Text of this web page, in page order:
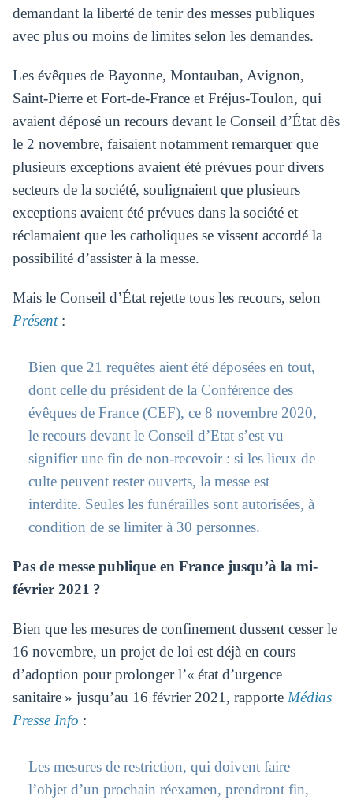
demandant la liberté de tenir des messes publiques
avec plus ou moins de limites selon les demandes.
Les évêques de Bayonne, Montauban, Avignon,
Saint-Pierre et Fort-de-France et Fréjus-Toulon, qui
avaient déposé un recours devant le Conseil d’État dès
le 2 novembre, faisaient notamment remarquer que
plusieurs exceptions avaient été prévues pour divers
secteurs de la société, soulignaient que plusieurs
exceptions avaient été prévues dans la société et
réclamaient que les catholiques se vissent accordé la
possibilité d’assister à la messe.
Mais le Conseil d’État rejette tous les recours, selon
Présent:
Bien que 21 requêtes aient été déposées en tout,
dont celle du président de la Conférence des
évêques de France (CEF), ce 8 novembre 2020,
le recours devant le Conseil d’Etat s’est vu
signifier une fin de non-recevoir : si les lieux de
culte peuvent rester ouverts, la messe est
interdite. Seules les funérailles sont autorisées, à
condition de se limiter à 30 personnes.
Pas de messe publique en France jusqu’à la mi-
février 2021 ?
Bien que les mesures de confinement dussent cesser le
16 novembre, un projet de loi est déjà en cours
d’adoption pour prolonger l’« état d’urgence
sanitaire » jusqu’au 16 février 2021, rapporte Médias
Presse Info :
Les mesures de restriction, qui doivent faire
l’objet d’un prochain réexamen, prendront fin,